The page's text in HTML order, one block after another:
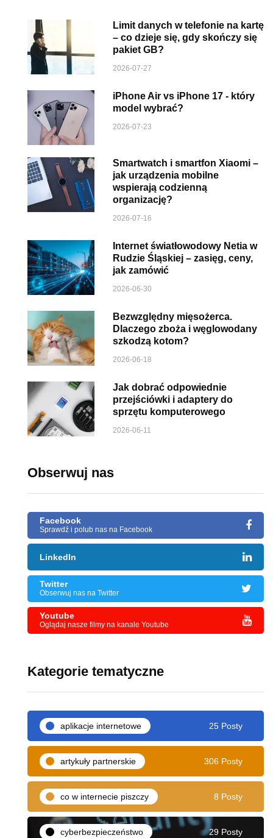
Limit danych w telefonie na kartę
– co dzieje się, gdy skończy się
pakiet GB?
2026-07-27
iPhone Air vs iPhone 17 - który
model wybrać?
2026-07-23
Smartwatch i smartfon Xiaomi –
jak urządzenia mobilne
wspierają codzienną
organizację?
2026-07-16
Internet światłowodowy Netia w
Rudzie Śląskiej – zasięg, ceny,
jak zamówić
2026-06-30
Bezwzględny mięsożerca.
Dlaczego zboża i węglowodany
szkodzą kotom?
2026-06-18
Jak dobrać odpowiednie
przejściówki i adaptery do
sprzętu komputerowego
2026-06-11
Obserwuj nas
Facebook
Sprawdź i polub nas na Facebook
LinkedIn
Twitter
Obserwuj nas na Twitter
Youtube
Oglądaj nasze filmy na kanale Youtube
Kategorie tematyczne
aplikacje internetowe 25 Posty
artykuły partnerskie 306 Posty
co w internecie piszczy 8 Posty
cyberbezpieczeństwo 29 Posty